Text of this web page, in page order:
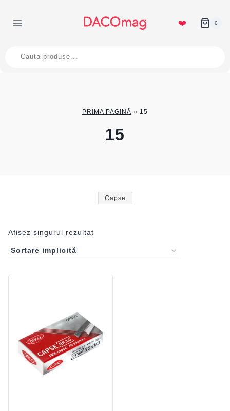
content
❤️ 0
search
PRIMA PAGINĂ » 15
15
Afișez singurul rezultat
Capse